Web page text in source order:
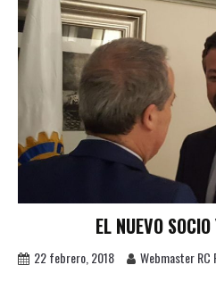
EL NUEVO
22 febrero, 2018 Webmaster RC